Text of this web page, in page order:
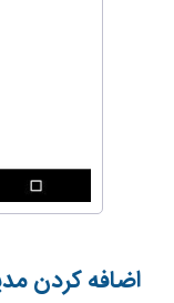
اضافه کردن